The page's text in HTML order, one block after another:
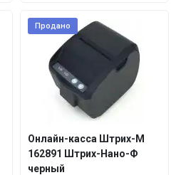
Продано
Онлайн-касса Штрих-М
162891 Штрих-Нано-Ф
черный